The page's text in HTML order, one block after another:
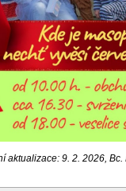
aktualizace: 9. 2. 2026,